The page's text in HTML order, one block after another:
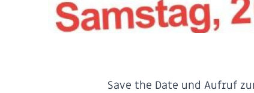
Save the Date und Aufruf